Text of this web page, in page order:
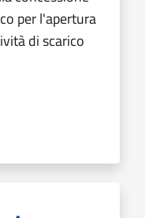
per l'apertura
di scarico